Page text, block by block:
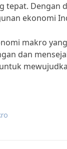
Dengan
ekonomi
makro
dan